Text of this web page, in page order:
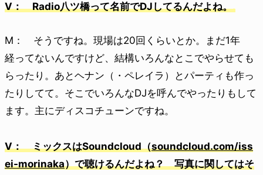
V： Radio八ツ橋って名前でDJしてるんだよね。
M： そうですね。現場は20回くらいとか。まだ1年
経ってないんですけど、結構いろんなとこでやらせても
らったり。あとヘナン（・ペレイラ）とパーティも作っ
たりしてて。そこでいろんなDJを呼んでやったりもして
ます。主にディスコチューンですね。
V： ミックスはSoundcloud（soundcloud.com/iss
ei-morinaka）で聴けるんだよね？ 写真に関してはそ